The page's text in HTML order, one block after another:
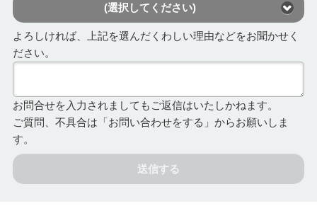
(選択してください)
よろしければ、上記を選んだくわしい理由などをお聞かせく
ださい。
お問合せを入力されましてもご返信はいたしかねます。
ご質問、不具合は「お問い合わせをする」からお願いしま
す。
送信する